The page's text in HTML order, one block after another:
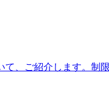
て、ご紹介します。